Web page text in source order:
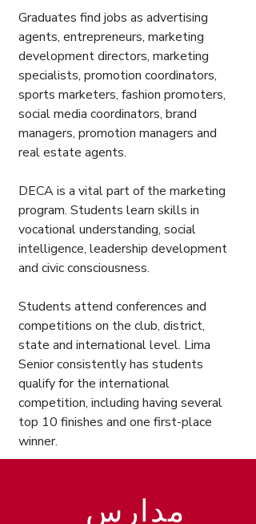
Graduates find jobs as advertising
agents, entrepreneurs, marketing
development directors, marketing
specialists, promotion coordinators,
sports marketers, fashion promoters,
social media coordinators, brand
managers, promotion managers and
real estate agents.
DECA is a vital part of the marketing
program. Students learn skills in
vocational understanding, social
intelligence, leadership development
and civic consciousness.
Students attend conferences and
competitions on the club, district,
state and international level. Lima
Senior consistently has students
qualify for the international
competition, including having several
top 10 finishes and one first-place
winner.
مدارس